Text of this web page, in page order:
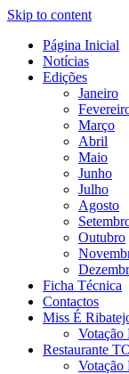
Skip to content
É
Online
Revista Social Online
Página Inicial
Notícias
Edições
Janeiro
Março
Abril
Maio
Junho
Julho
Agosto
Outubro
Ficha Técnica
Contactos
Miss É
Votação
Restaurante
Votação